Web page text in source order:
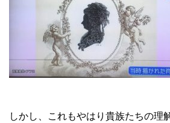
しかし、これもやはり貴族たちの理